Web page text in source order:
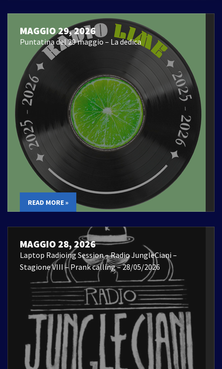
MAGGIO 29, 2026
Puntatina del 29 maggio – La dedica
READ MORE »
MAGGIO 28, 2026
Laptop Radioing Session – Radio JungleCiani –
Stagione VIII – Prank calling – 28/05/2026